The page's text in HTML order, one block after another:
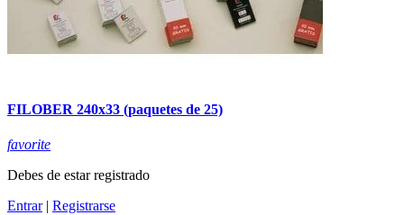
FILOBER 240x33 (paquetes de 25)
favorite
Debes de estar registrado
Entrar| Registrarse